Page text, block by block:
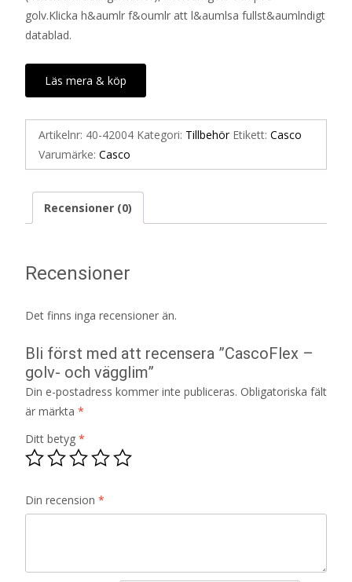
golv.Klicka h&aumlr f&oumlr att l&aumlsa fullst&aumlndigt
datablad.
Läs mera & köp
Artikelnr: 40-42004 Kategori: Tillbehör Etikett: Casco
Varumärke: Casco
Recensioner (0)
Recensioner
Det finns inga recensioner än.
Bli först med att recensera ”CascoFlex –
golv- och vägglim”
Din e-postadress kommer inte publiceras. Obligatoriska fält
är märkta *
Ditt betyg *
Din recension *